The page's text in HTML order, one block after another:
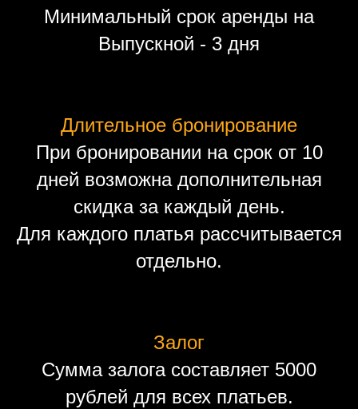
Минимальный срок аренды на
Выпускной - 3 дня
Длительное бронирование
При бронировании на срок от 10
дней возможна дополнительная
скидка за каждый день.
Для каждого платья рассчитывается
отдельно.
Залог
Сумма залога составляет 5000
рублей для всех платьев.